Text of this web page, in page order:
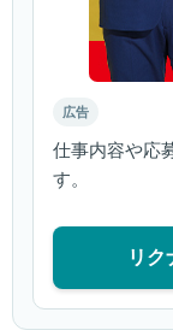
広告
仕事内容や応
す。
リク